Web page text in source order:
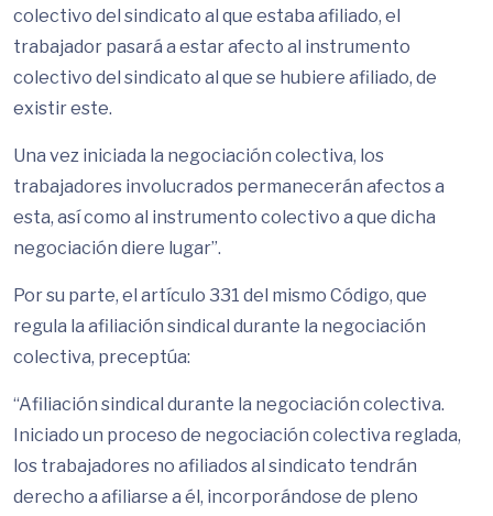
colectivo del sindicato al que estaba afiliado, el
trabajador pasará a estar afecto al instrumento
colectivo del sindicato al que se hubiere afiliado, de
existir este.
Una vez iniciada la negociación colectiva, los
trabajadores involucrados permanecerán afectos a
esta, así como al instrumento colectivo a que dicha
negociación diere lugar”.
Por su parte, el artículo 331 del mismo Código, que
regula la afiliación sindical durante la negociación
colectiva, preceptúa:
“Afiliación sindical durante la negociación colectiva.
Iniciado un proceso de negociación colectiva reglada,
los trabajadores no afiliados al sindicato tendrán
derecho a afiliarse a él, incorporándose de pleno